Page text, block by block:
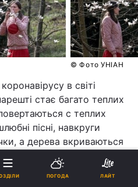
© Фото УНІАН
в світі
стає багато теплих
с теплих
пісні, навкруги
а дерева вкриваються
ПОГОДА ЛАЙТ